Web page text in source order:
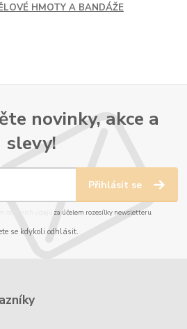
HMOTY A BANDÁŽE
novinky, akce a
slevy!
Přihlásit se
za účelem rozesílky newsletteru.
se kdykoli odhlásit.